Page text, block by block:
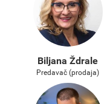
Biljana Ždrale
Predavač (prodaja)